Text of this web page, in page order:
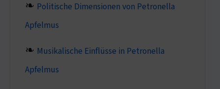
Politische Dimensionen von Petronella
Apfelmus
Musikalische Einflüsse in Petronella
Apfelmus